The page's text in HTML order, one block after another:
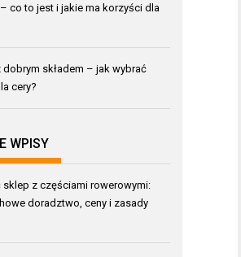
co to jest i jakie ma korzyści dla
dobrym składem – jak wybrać
cery?
WPISY
sklep z częściami rowerowymi:
doradztwo, ceny i zasady